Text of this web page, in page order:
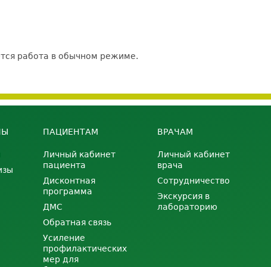
67
работа в обычном режиме.
ПАЦИЕНТАМ
Личный кабинет
пациента
Дисконтная
программа
ДМС
Обратная связь
Усиление
профилактических
мер для
ВРАЧАМ
Личный кабинет
врача
Сотрудничество
Экскурсия в
лабораторию